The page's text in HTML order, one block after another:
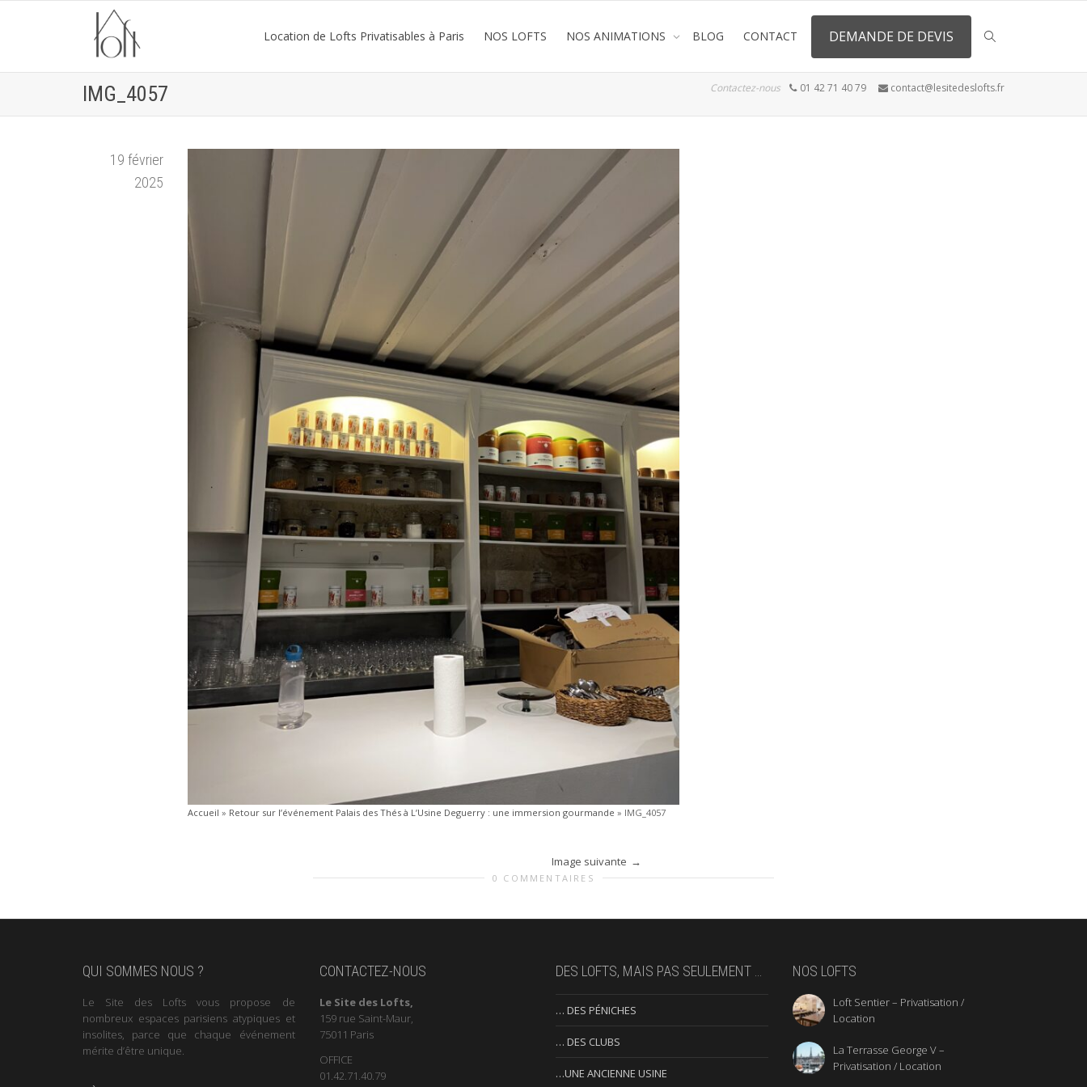
Location de Lofts Privatisables à Paris NOS LOFTS NOS ANIMATIONS BLOG CONTACT DEMANDE DE DEVIS
IMG_4057 Contactez-nous 01 42 71 40 79 contact@lesitedeslofts.fr
19 février
2025
Accueil » Retour sur l’événement Palais des Thés à L’Usine Deguerry : une immersion gourmande » IMG_4057
Image suivante
0 COMMENTAIRES
QUI SOMMES NOUS ?
Le Site des Lofts vous propose de
nombreux espaces parisiens atypiques et
insolites, parce que chaque événement
mérite d’être unique.
CONTACTEZ-NOUS
Le Site des Lofts,
159 rue Saint-Maur,
75011 Paris
OFFICE
01.42.71.40.79
DES LOFTS, MAIS PAS SEULEMENT …
… DES PÉNICHES
… DES CLUBS
…UNE ANCIENNE USINE
NOS LOFTS
Loft Sentier – Privatisation /
Location
La Terrasse George V –
Privatisation / Location